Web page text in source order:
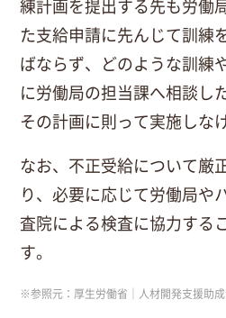
練計画を提出する先も労働
た支給申請に先んじて訓練
ばならず、どのような訓練
に労働局の担当課へ相談し
その計画に則って実施しな
なお、不正受給について厳
り、必要に応じて労働局や
査院による検査に協力する
す。
※参照元：厚生労働省｜人材開発支援助成